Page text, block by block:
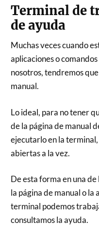
Terminal de
de ayuda
Muchas veces cuando
aplicaciones o
nosotros, tendremos
manual.
Lo ideal, para no tener
de la página de manual
ejecutarlo en la
abiertas a la vez.
De esta forma en una
la página de manual o la
terminal podemos
consultamos la ayuda.